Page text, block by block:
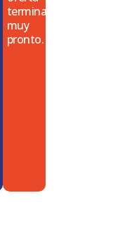
termina
muy
pronto.